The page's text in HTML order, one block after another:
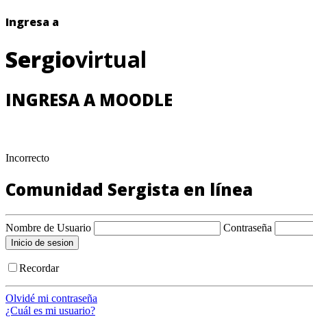
Ingresa a
Sergiovirtual
INGRESA A MOODLE
Incorrecto
Comunidad Sergista en línea
Nombre de Usuario Contraseña
Recordar
Olvidé mi contraseña
¿Cuál es mi usuario?